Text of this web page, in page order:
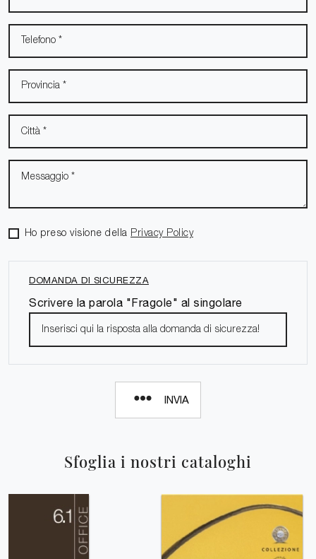
Sfoglia i nostri cataloghi
Ho preso visione della Privacy Policy
DOMANDA DI SICUREZZA
Scrivere la parola "Fragole" al singolare
INVIA